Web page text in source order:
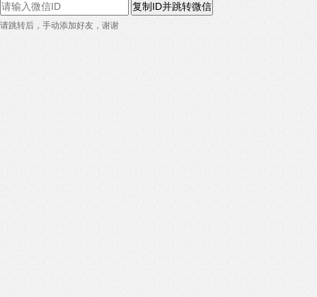
复制ID并跳转微信
请跳转后，手动添加好友，谢谢